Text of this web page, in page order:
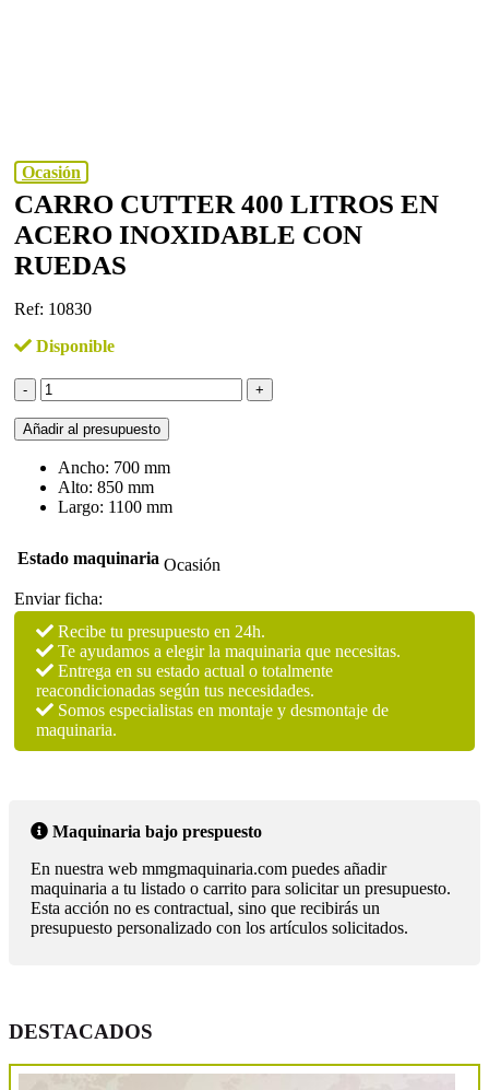
Ocasión
CARRO CUTTER 400 LITROS EN
ACERO INOXIDABLE CON
RUEDAS
Ref: 10830
Disponible
Carro
cutter
400
litros
en
acero
inoxidable
cantidad
Añadir al presupuesto
Ancho: 700 mm
Alto: 850 mm
Largo: 1100 mm
Estado maquinaria Ocasión
Enviar ficha:
Recibe tu presupuesto en 24h.
Te ayudamos a elegir la maquinaria que necesitas.
Entrega en su estado actual o totalmente
reacondicionadas según tus necesidades.
Somos especialistas en montaje y desmontaje de
maquinaria.
Maquinaria bajo prespuesto
En nuestra web mmgmaquinaria.com puedes añadir
maquinaria a tu listado o carrito para solicitar un presupuesto.
Esta acción no es contractual, sino que recibirás un
presupuesto personalizado con los artículos solicitados.
DESTACADOS